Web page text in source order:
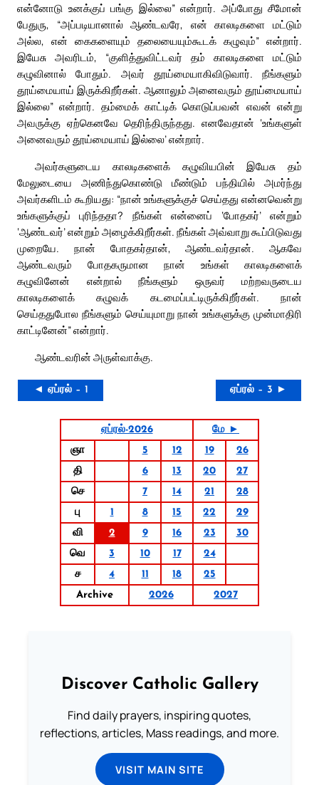
என்னோடு உனக்குப் பங்கு இல்லை” என்றார். அப்போது சீமோன்
பேதுரு, “அப்படியானால் ஆண்டவரே, என் காலடிகளை மட்டும்
அல்ல, என் கைகளையும் தலையையும்கூடக் கழுவும்” என்றார்.
இயேசு அவரிடம், “குளித்துவிட்டவர் தம் காலடிகளை மட்டும்
கழுவினால் போதும். அவர் தூய்மையாகிவிடுவார். நீங்களும்
தூய்மையாய் இருக்கிறீர்கள். ஆனாலும் அனைவரும் தூய்மையாய்
இல்லை” என்றார். தம்மைக் காட்டிக் கொடுப்பவன் எவன் என்று
அவருக்கு ஏற்கெனவே தெரிந்திருந்தது. எனவேதான் ‘உங்களுள்
அனைவரும் தூய்மையாய் இல்லை’ என்றார்.
அவர்களுடைய காலடிகளைக் கழுவியபின் இயேசு தம்
மேலுடையை அணிந்துகொண்டு மீண்டும் பந்தியில் அமர்ந்து
அவர்களிடம் கூறியது: “நான் உங்களுக்குச் செய்தது என்னவென்று
உங்களுக்குப் புரிந்ததா? நீங்கள் என்னைப் ‘போதகர்’ என்றும்
‘ஆண்டவர்’ என்றும் அழைக்கிறீர்கள். நீங்கள் அவ்வாறு கூப்பிடுவது
முறையே. நான் போதகர்தான், ஆண்டவர்தான். ஆகவே
ஆண்டவரும் போதகருமான நான் உங்கள் காலடிகளைக்
கழுவினேன் என்றால் நீங்களும் ஒருவர் மற்றவருடைய
காலடிகளைக் கழுவக் கடமைப்பட்டிருக்கிறீர்கள். நான்
செய்ததுபோல நீங்களும் செய்யுமாறு நான் உங்களுக்கு முன்மாதிரி
காட்டினேன்” என்றார்.
ஆண்டவரின் அருள்வாக்கு.
◄ ஏப்ரல் – 1 ஏப்ரல் – 3 ►
ஏப்ரல்-2026
மே ►
ஞா
5 12 19
26
தி
6 13 20
27
செ
7 14 21
28
பு
1 8 15 22
29
வி
2 9 16 23
30
வெ
3 10 17
24
ச
4 11 18
25
Archive
2026 2027
Discover Catholic Gallery
Find daily prayers, inspiring quotes,
reflections, articles, Mass readings, and more.
VISIT MAIN SITE